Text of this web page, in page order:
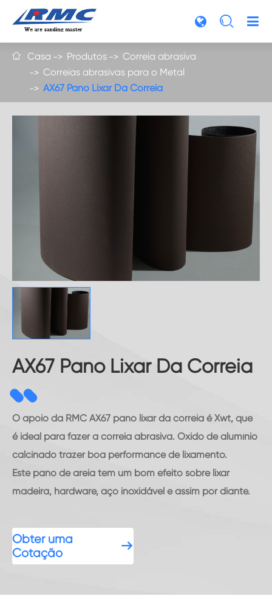

 Casa Produtos
Correia abrasiva
Correias abrasivas para o Metal
AX67 Pano Lixar Da Correia
AX67 Pano Lixar Da Correia
O apoio da RMC AX67 pano lixar da correia é Xwt, que
é ideal para fazer a correia abrasiva. Óxido de alumínio
calcinado trazer boa performance de lixamento.
Este pano de areia tem um bom efeito sobre lixar
madeira, hardware, aço inoxidável e assim por diante.
Obter uma
Cotação
